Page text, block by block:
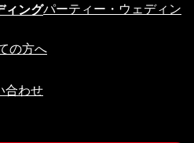
パーティー・ウェディン
の方へ
合わせ